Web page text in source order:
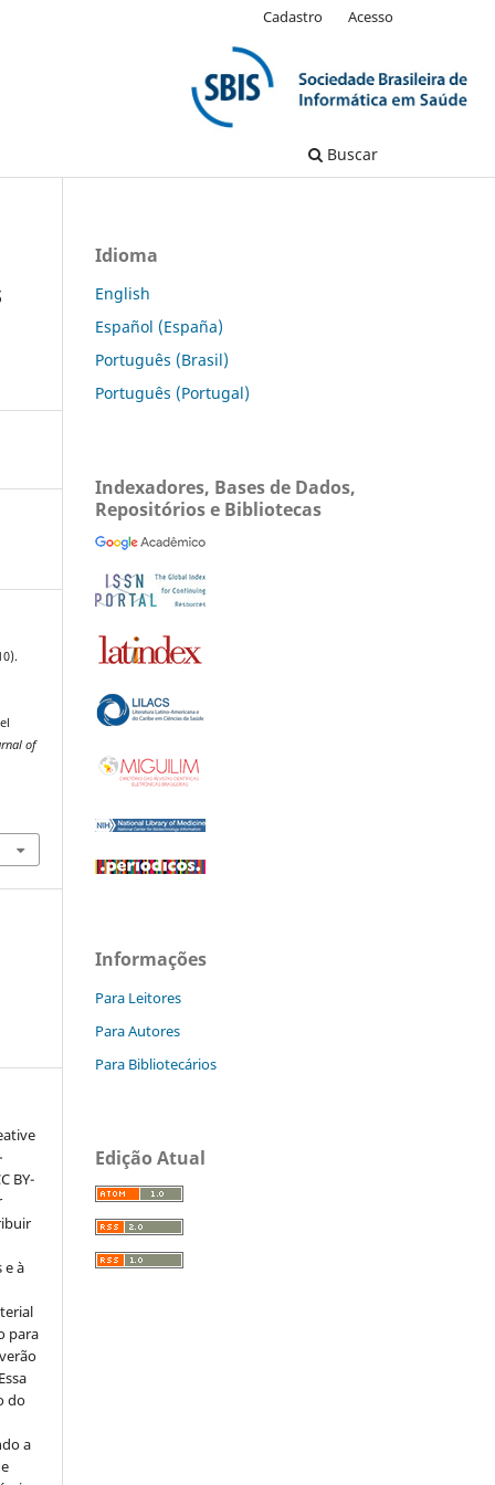
Buscar
Cadastro Acesso
of
BY-
e à
para
do
a
Idioma
English
Español (España)
Português (Brasil)
Português (Portugal)
Indexadores, Bases de Dados,
Repositórios e Bibliotecas
Informações
Para Leitores
Para Autores
Para Bibliotecários
Edição Atual